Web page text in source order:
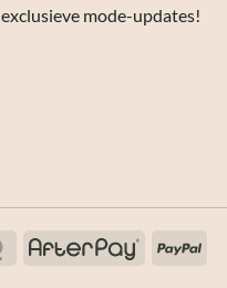
mode-updates!
MasterCard AfterPay